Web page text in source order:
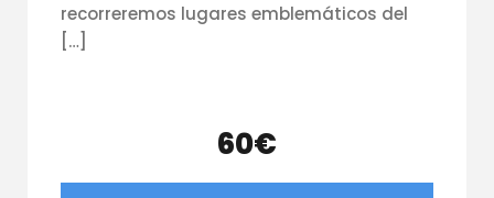
recorreremos lugares emblemáticos del
[…]
60€